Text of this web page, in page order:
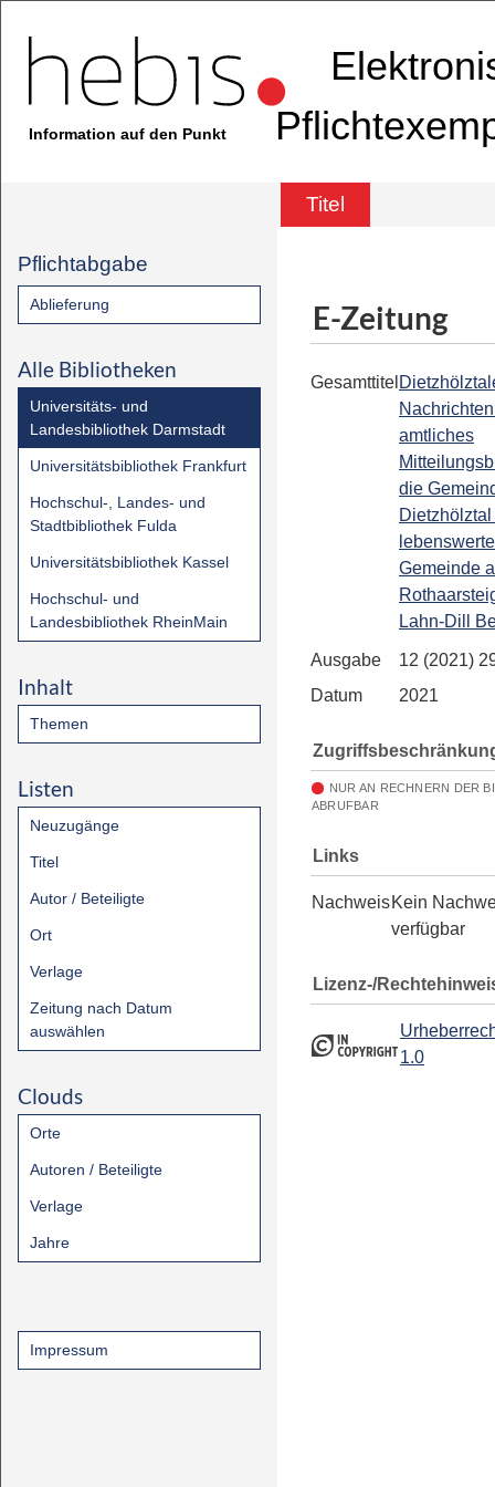
Information auf den Punkt
Titel
Pflichtabgabe
Ablieferung
Alle Bibliotheken
Universitäts- und
Landesbibliothek Darmstadt
Universitätsbibliothek Frankfurt
Hochschul-, Landes- und
Stadtbibliothek Fulda
Universitätsbibliothek Kassel
Hochschul- und
Landesbibliothek RheinMain
Inhalt
Themen
Listen
Neuzugänge
Titel
Autor / Beteiligte
Ort
Verlage
Zeitung nach Datum
auswählen
Clouds
Orte
Autoren / Beteiligte
Verlage
Jahre
Impressum
E-Zeitung
Gesamttitel
amtliches
die
Dietzhölztal
lebenswerte
Gemeinde
Lahn-Dill
Ausgabe
12 (2021)
Datum
2021
NUR AN RECHNERN DER
ABRUFBAR
Links
NachweisKein
verfügbar
Lizenz-/
1.0